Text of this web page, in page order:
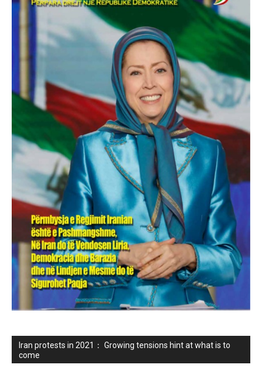
Iran protests in 2021： Growing tensions hint at what is to
come